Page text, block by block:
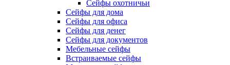
Сейфы охотничьи
Cейфы для дома
Cейфы для офиса
Сейфы для денег
Сейфы для документов
Мебельные сейфы
Встраиваемые сейфы